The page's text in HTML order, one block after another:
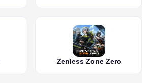
Zenless Zone Zero